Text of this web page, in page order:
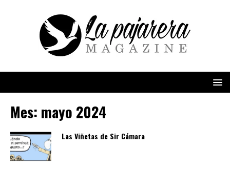
Mes: mayo 2024
Las Viñetas de Sir Cámara